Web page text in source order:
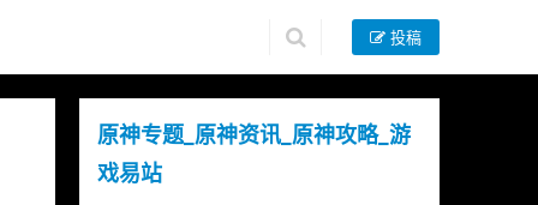
投稿
原神专题_原神资讯_原神攻略_游
戏易站